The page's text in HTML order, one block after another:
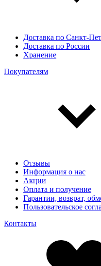
Доставка по Санкт-
Доставка по России
Хранение
Покупателям
Отзывы
Информация о нас
Акции
Оплата и получение
Гарантии, возврат,
Пользовательское
Контакты